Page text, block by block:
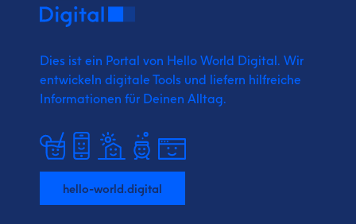
Dies ist ein Portal von Hello World Digital. Wir
entwickeln digitale Tools und liefern hilfreiche
Informationen für Deinen Alltag.
hello-world.digital